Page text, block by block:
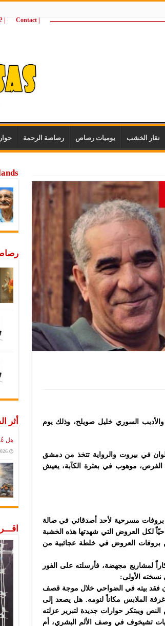
| Contact
wij
نقار الخشب يوميات رصاص رصاصة الرحمة
السوري خليل صويلح، وذلك يوم
في بيروت والرواية تتخذ من دمشق
الفرص، موهوب في بعثرة الكآبة، يعيش
مسرحية لأحد أصدقائي في صالة
لكل العروض التي شهدتها هذه الخشبة
بروفات العروض في خلطة عجائبية من
لمشاريع مجهضة، فأرسلته على الفور
نسخته الأولى:
فقد بيته في الضواحي خلال موجة قصف
الملابس مكاناً لنومه. هل يصعد إلى
النص ويبتكر حوارات جديدة لتبرير عزلته
تشيخوف في وصف الألم البشري، أم
أثر
هل